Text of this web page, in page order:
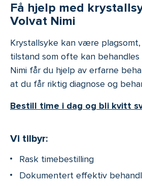
Få hjelp med
Volvat Nimi
Krystallsyke kan være
tilstand som ofte kan
Nimi får du hjelp av erfarne
at du får riktig diagnose og
Bestill time i dag og bli kvitt
Vi tilbyr:
Rask timebestilling
Dokumentert effektiv